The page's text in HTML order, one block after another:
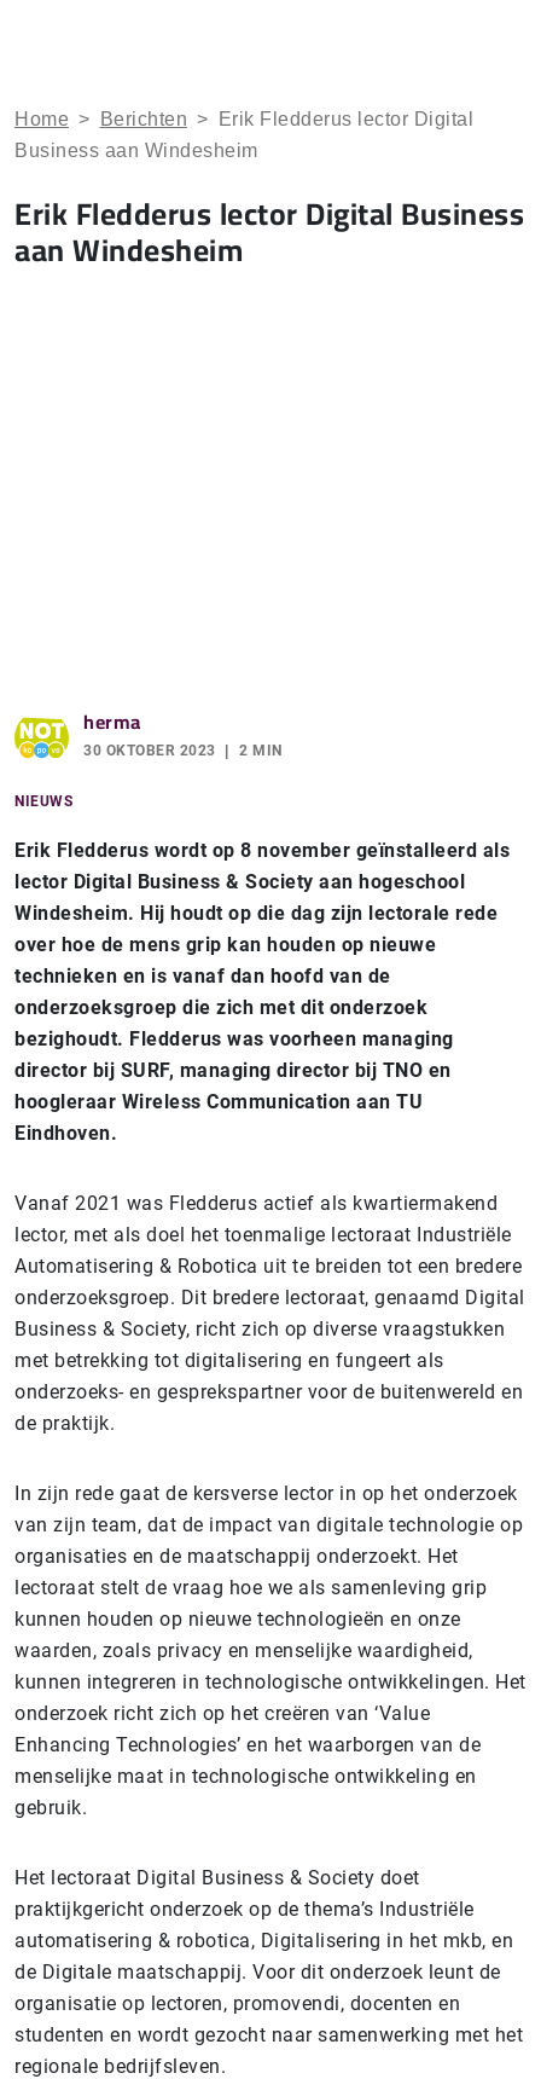
Home > Berichten >
Erik Fledderus lector Digital
Business aan Windesheim
Erik Fledderus lector Digital Business
aan Windesheim
herma
30 OKTOBER 2023 2 MIN
NIEUWS
Erik Fledderus wordt op 8 november geïnstalleerd als
lector Digital Business & Society aan hogeschool
Windesheim. Hij houdt op die dag zijn lectorale rede
over hoe de mens grip kan houden op nieuwe
technieken en is vanaf dan hoofd van de
onderzoeksgroep die zich met dit onderzoek
bezighoudt. Fledderus was voorheen managing
director bij SURF, managing director bij TNO en
hoogleraar Wireless Communication aan TU
Eindhoven.
Vanaf 2021 was Fledderus actief als kwartiermakend
lector, met als doel het toenmalige lectoraat Industriële
Automatisering & Robotica uit te breiden tot een bredere
onderzoeksgroep. Dit bredere lectoraat, genaamd Digital
Business & Society, richt zich op diverse vraagstukken
met betrekking tot digitalisering en fungeert als
onderzoeks- en gesprekspartner voor de buitenwereld en
de praktijk.
In zijn rede gaat de kersverse lector in op het onderzoek
van zijn team, dat de impact van digitale technologie op
organisaties en de maatschappij onderzoekt. Het
lectoraat stelt de vraag hoe we als samenleving grip
kunnen houden op nieuwe technologieën en onze
waarden, zoals privacy en menselijke waardigheid,
kunnen integreren in technologische ontwikkelingen. Het
onderzoek richt zich op het creëren van ‘Value
Enhancing Technologies’ en het waarborgen van de
menselijke maat in technologische ontwikkeling en
gebruik.
Het lectoraat Digital Business & Society doet
praktijkgericht onderzoek op de thema’s Industriële
automatisering & robotica, Digitalisering in het mkb, en
de Digitale maatschappij. Voor dit onderzoek leunt de
organisatie op lectoren, promovendi, docenten en
studenten en wordt gezocht naar samenwerking met het
regionale bedrijfsleven.